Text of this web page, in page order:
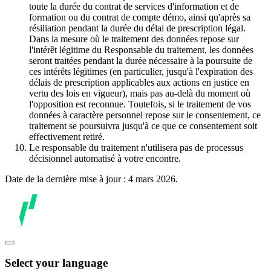
toute la durée du contrat de services d'information et de
formation ou du contrat de compte démo, ainsi qu'après sa
résiliation pendant la durée du délai de prescription légal.
Dans la mesure où le traitement des données repose sur
l'intérêt légitime du Responsable du traitement, les données
seront traitées pendant la durée nécessaire à la poursuite de
ces intérêts légitimes (en particulier, jusqu'à l'expiration des
délais de prescription applicables aux actions en justice en
vertu des lois en vigueur), mais pas au-delà du moment où
l'opposition est reconnue. Toutefois, si le traitement de vos
données à caractère personnel repose sur le consentement, ce
traitement se poursuivra jusqu'à ce que ce consentement soit
effectivement retiré.
Le responsable du traitement n'utilisera pas de processus
décisionnel automatisé à votre encontre.
Date de la dernière mise à jour : 4 mars 2026.
Select your language